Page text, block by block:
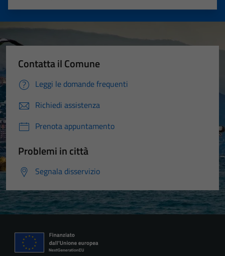
Valuta 5 stelle su 5
Valuta 4 stelle su 5
Valuta 3 stelle su 5
Valuta 2 stelle su 5
Valuta 1 stelle su 5
Contatta il Comune
Leggi le domande frequenti
Richiedi assistenza
Prenota appuntamento
Problemi in città
Segnala disservizio